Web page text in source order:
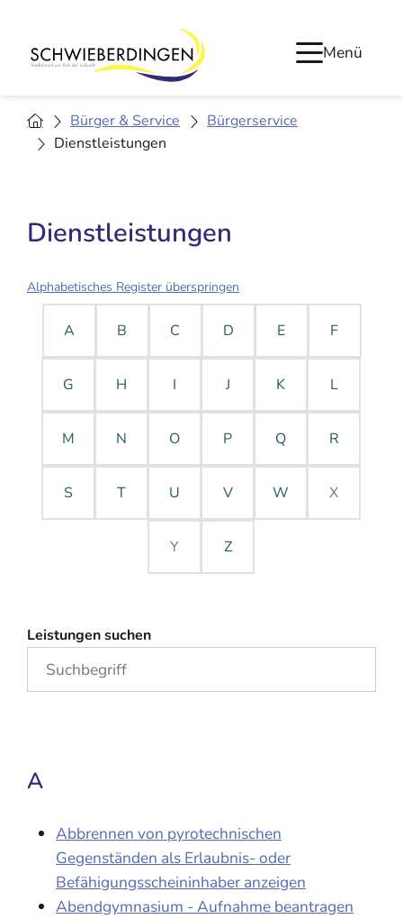
Menü
Bürger & Service
Bürgerservice
Dienstleistungen
Dienstleistungen
Alphabetisches Register überspringen
A B C D E F
G H I J K L
M N O P Q R
S T U V W X
Y Z
Leistungen suchen
A
Abbrennen von pyrotechnischen
Gegenständen als Erlaubnis- oder
Befähigungsscheininhaber anzeigen
Abendgymnasium - Aufnahme beantragen